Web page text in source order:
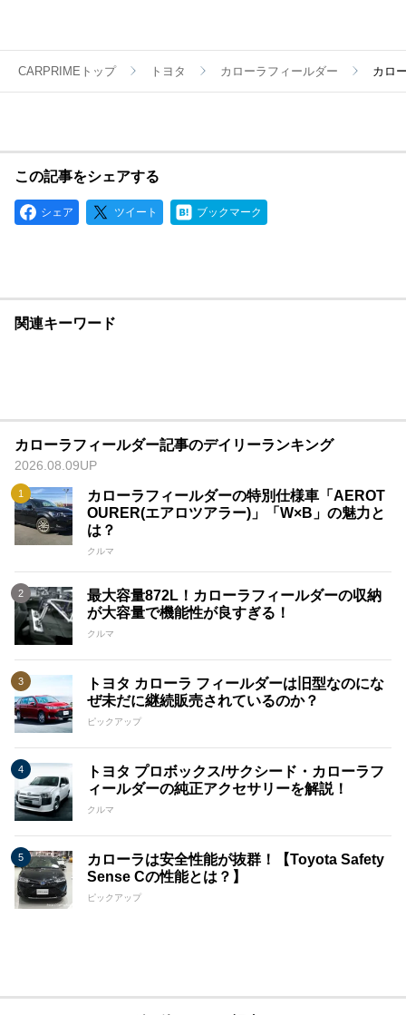
CARPRIMEトップ トヨタ カローラフィールダー カロ
この記事をシェアする
シェア ツイート ブックマーク
関連キーワード
カローラフィールダー記事のデイリーランキング
2026.08.09UP
カローラフィールダーの特別仕様車「AEROT
OURER(エアロツアラー)」「W×B」の魅力と
は？
クルマ
最大容量872L！カローラフィールダーの収納
が大容量で機能性が良すぎる！
クルマ
トヨタ カローラ フィールダーは旧型なのにな
ぜ未だに継続販売されているのか？
ピックアップ
トヨタ プロボックス/サクシード・カローラフ
ィールダーの純正アクセサリーを解説！
クルマ
カローラは安全性能が抜群！【Toyota Safety
Sense Cの性能とは？】
ピックアップ